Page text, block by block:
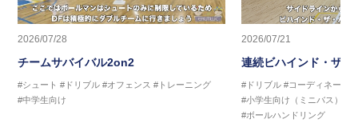
2026/07/28
チームサバイバル2on2
#シュート #ドリブル #オフェンス #トレーニング
#中学生向け
2026/07/21
連続ビハインド・ザ・
#ドリブル #コーディネーシ
#小学生向け（ミニバス）
#ボールハンドリング